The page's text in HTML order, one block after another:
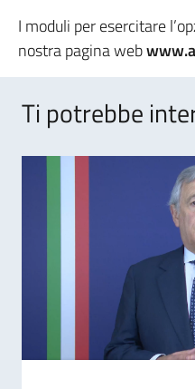
I moduli per esercitare
nostra pagina web
Ti potrebbe